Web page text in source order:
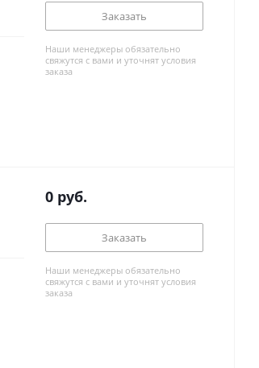
Заказать
Наши менеджеры обязательно
свяжутся с вами и уточнят условия
заказа
0 руб.
Заказать
Наши менеджеры обязательно
свяжутся с вами и уточнят условия
заказа